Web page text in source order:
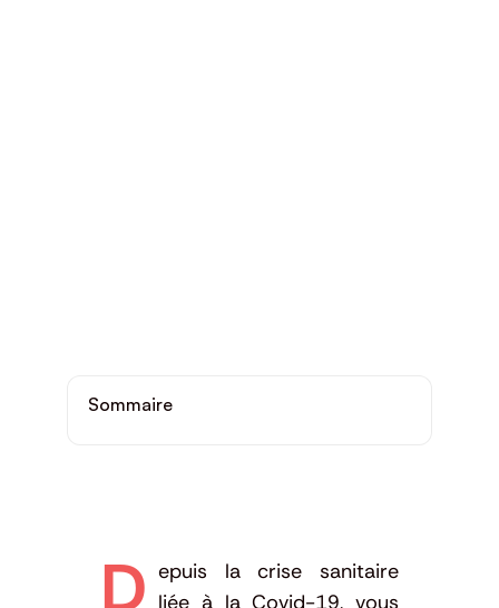
Sommaire
D epuis la crise sanitaire